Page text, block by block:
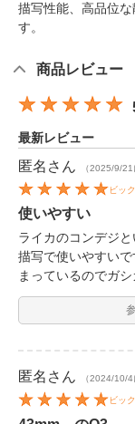
描写性能、高品位
す。
商品レビュー
最新レビュー
匿名 さん （2025/9/21
ビッ
使いやすい
ライカのコンデジ
描写で使いやすい
まっているのでガシ
匿名 さん （2024/10/4
ビッ